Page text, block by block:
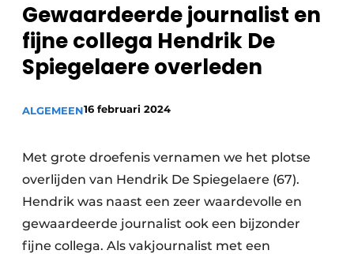
Podcasts
Privacy / Cookie statement
Vacature aanmelden
Vacatures
Gewaardeerde journalist en
fijne collega Hendrik De
Spiegelaere overleden
ALGEMEEN16 februari 2024
Met grote droefenis vernamen we het plotse
overlijden van Hendrik De Spiegelaere (67).
Hendrik was naast een zeer waardevolle en
gewaardeerde journalist ook een bijzonder
fijne collega. Als vakjournalist met een